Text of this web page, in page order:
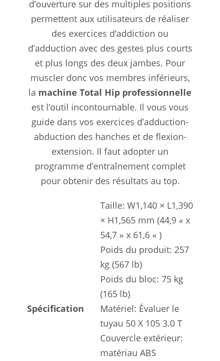
d’ouverture sur des multiples positions
permettent aux utilisateurs de réaliser
des exercices d’addiction ou
d’adduction avec des gestes plus courts
et plus longs des deux jambes. Pour
muscler donc vos membres inférieurs,
la machine Total Hip professionnelle
est l’outil incontournable. Il vous vous
guide dans vos exercices d’adduction-
abduction des hanches et de flexion-
extension. Il faut adopter un
programme d’entraînement complet
pour obtenir des résultats au top.
Spécification
Taille: W1,140 × L1,390
× H1,565 mm (44,9 « x
54,7 » x 61,6 « )
Poids du produit: 257
kg (567 lb)
Poids du bloc: 75 kg
(165 lb)
Matériel: Évaluer le
tuyau 50 X 105 3.0 T
Couvercle extérieur:
matériau ABS